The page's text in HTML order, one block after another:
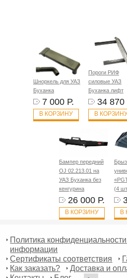
Шноркель для УАЗ
Буханка
7 000 Р.
В КОРЗИНУ
Пороги РИФ
силовые УАЗ
Буханка лифт
34 870
В
Бампер передний
OJ 02.213.01 на
УАЗ Буханка без
кенгурина
26 000 Р.
В КОРЗИНУ
(4
В
Политика
информации
Сертификаты соответствия
Как заказать?
Доставка и